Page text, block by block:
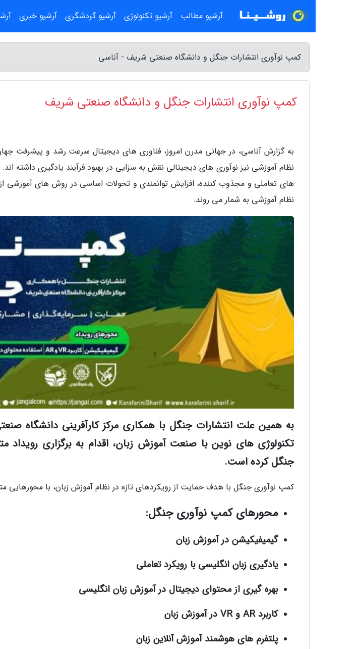
کمپ نوآوری انتشارات جنگل و دانشگاه صنعتی شریف - آناسی
کمپ نوآوری انتشارات جنگل و دانشگاه صنعتی شریف
به گزارش آناسی، در جهانی مدرن امروز، فناوری های دیجیتال سرعت رشد و پیشرفت
نظام آموزشی نیز نوآوری های دیجیتالی نقش به سزایی در بهبود فرآیند یادگیری داشته
های تعاملی و مجذوب کننده، افزایش توانمندی و تحولات اساسی در روش های آموزشی از
نظام آموزشی به شمار می روند.
به همین علت انتشارات جنگل با همکاری مرکز کارآفرینی دانشگاه
تکنولوژی های نوین با صنعت آموزش زبان، اقدام به برگزاری رویداد
جنگل کرده است.
کمپ نوآوری جنگل با هدف حمایت از رویکردهای تازه در نظام آموزش زبان، با محورهایی
محورهای کمپ نوآوری جنگل:
گیمیفیکیشن در آموزش زبان
یادگیری زبان انگلیسی با رویکرد تعاملی
بهره گیری از محتوای دیجیتال در آموزش زبان انگلیسی
کاربرد AR و VR در آموزش زبان
پلتفرم های هوشمند آموزش آنلاین زبان
آرشیو مطالب آرشیو تکنولوژی آرشیو گردشگری آرشیو خبری